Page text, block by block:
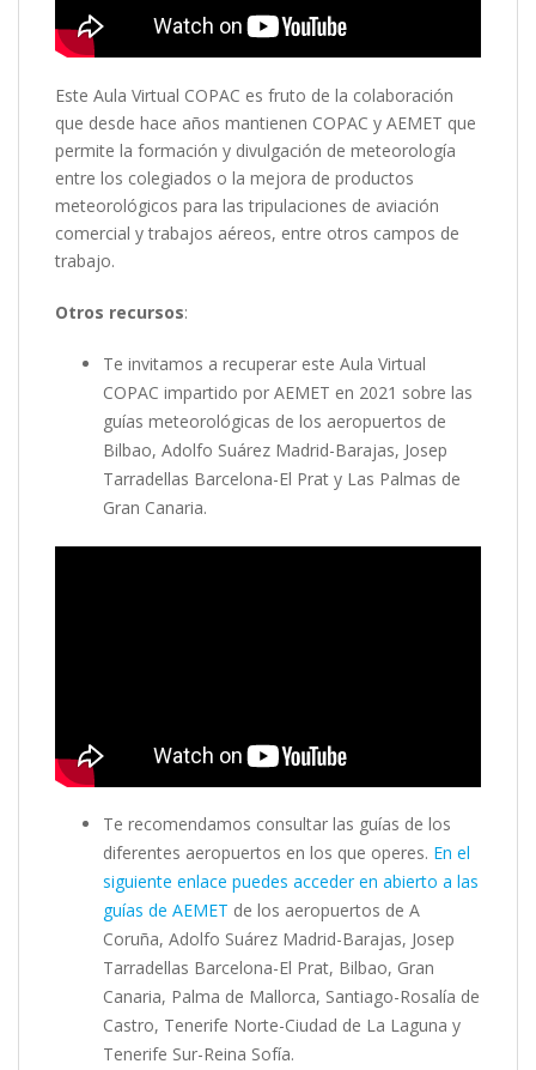
Este Aula Virtual COPAC es fruto de la colaboración
que desde hace años mantienen COPAC y AEMET que
permite la formación y divulgación de meteorología
entre los colegiados o la mejora de productos
meteorológicos para las tripulaciones de aviación
comercial y trabajos aéreos, entre otros campos de
trabajo.
Otros recursos:
Te invitamos a recuperar este Aula Virtual
COPAC impartido por AEMET en 2021 sobre las
guías meteorológicas de los aeropuertos de
Bilbao, Adolfo Suárez Madrid-Barajas, Josep
Tarradellas Barcelona-El Prat y Las Palmas de
Gran Canaria.
Te recomendamos consultar las guías de los
diferentes aeropuertos en los que operes. En el
siguiente enlace puedes acceder en abierto a las
guías de AEMET de los aeropuertos de A
Coruña, Adolfo Suárez Madrid-Barajas, Josep
Tarradellas Barcelona-El Prat, Bilbao, Gran
Canaria, Palma de Mallorca, Santiago-Rosalía de
Castro, Tenerife Norte-Ciudad de La Laguna y
Tenerife Sur-Reina Sofía.